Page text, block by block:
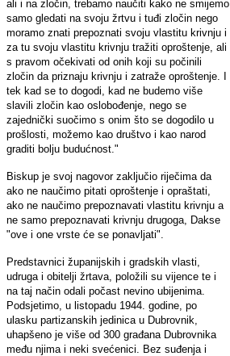
ali i na zločin, trebamo naučiti kako ne smijemo
samo gledati na svoju žrtvu i tuđi zločin nego
moramo znati prepoznati svoju vlastitu krivnju i
za tu svoju vlastitu krivnju tražiti oproštenje, ali
s pravom očekivati od onih koji su počinili
zločin da priznaju krivnju i zatraže oproštenje. I
tek kad se to dogodi, kad ne budemo više
slavili zločin kao oslobođenje, nego se
zajednički suočimo s onim što se dogodilo u
prošlosti, možemo kao društvo i kao narod
graditi bolju budućnost."
Biskup je svoj nagovor zaključio riječima da
ako ne naučimo pitati oproštenje i opraštati,
ako ne naučimo prepoznavati vlastitu krivnju a
ne samo prepoznavati krivnju drugoga, Dakse
"ove i one vrste će se ponavljati".
Predstavnici županijskih i gradskih vlasti,
udruga i obitelji žrtava, položili su vijence te i
na taj način odali počast nevino ubijenima.
Podsjetimo, u listopadu 1944. godine, po
ulasku partizanskih jedinica u Dubrovnik,
uhapšeno je više od 300 građana Dubrovnika
među njima i neki svećenici. Bez suđenja i